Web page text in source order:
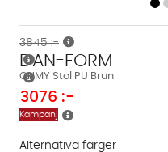
OHMY Stol PU Brun
DAN-FORM
3076 :-
3845 :-
Kampanj
Alternativa färger